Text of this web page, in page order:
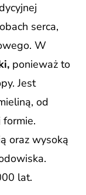
serca,
W
ponieważ to
Jest
od
oraz wysoką
lat.